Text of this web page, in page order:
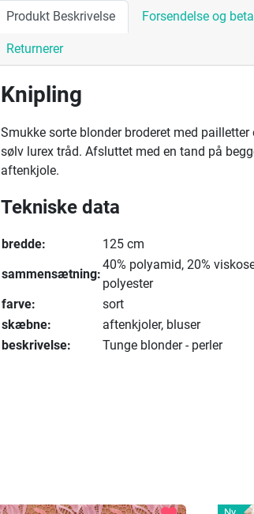
Produkt Beskrivelse Forsendelse og
Returnerer
Knipling
Smukke sorte blonder broderet med
sølv lurex tråd. Afsluttet med en tand på
aftenkjole.
Tekniske data
bredde:
125 cm
sammensætning:
40% polyamid, 20%
polyester
farve:
sort
skæbne:
aftenkjoler, bluser
beskrivelse:
Tunge blonder - perler